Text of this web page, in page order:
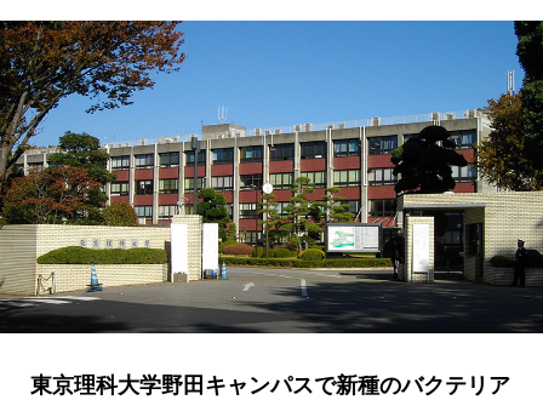
東京理科大学野田キャンパスで新種のバクテリア